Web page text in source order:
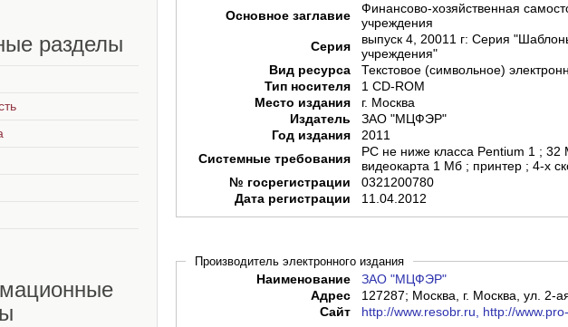
Основное заглавие
Финансово-хозяйственная
учреждения
Серия
выпуск 4, 20011 г: Серия
учреждения"
Вид ресурса
Текстовое (символьное)
Тип носителя
1 CD-ROM
Место издания
г. Москва
Издатель
ЗАО "МЦФЭР"
Год издания
2011
Системные требования
PC не ниже класса Pentium 1 ;
видеокарта 1 Мб ; принтер ; 4-х
№ госрегистрации
0321200780
Дата регистрации
11.04.2012
Производитель электронного издания
Наименование
ЗАО "МЦФЭР"
Адрес
127287; Москва, г. Москва, ул. 2-
Сайт
http://www.resobr.ru, http://
разделы